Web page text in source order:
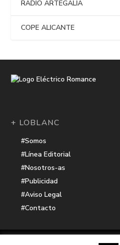
RADIO ARTEGALIA
COPE ALICANTE
+ LOBLANC
#Somos
#Línea Editorial
#Nosotros-as
#Publicidad
#Aviso Legal
#Contacto
Electrico Romance